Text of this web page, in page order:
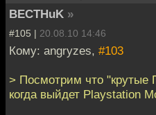
BECTHuK »
#105 | 20.08.10 14:46
Кому: angryzes, #103
> Посмотрим что "крутые
когда выйдет Playstation